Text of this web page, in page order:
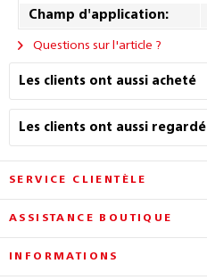
Champ d'application:
Questions sur l'article ?
Les clients ont aussi acheté
Les clients ont aussi regardé
SERVICE CLIENTÈLE
ASSISTANCE BOUTIQUE
INFORMATIONS